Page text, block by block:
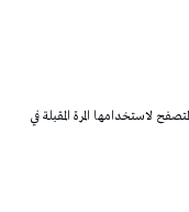
لاستخدامها المرة المقبلة في